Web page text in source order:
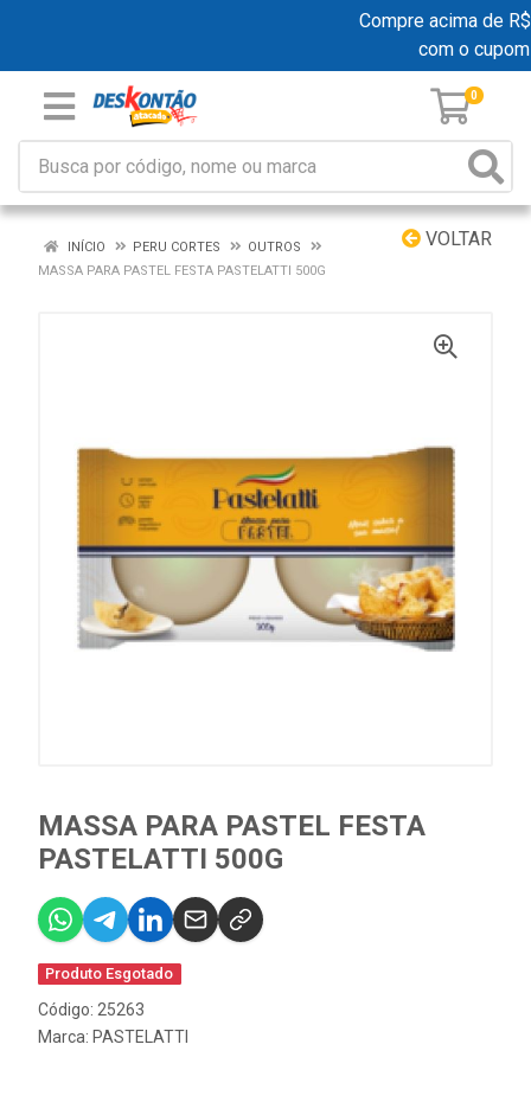
Compre acima de
com o cupom
0
VOLTAR
INÍCIO PERU CORTES
OUTROS
MASSA PARA PASTEL FESTA PASTELATTI 500G
MASSA PARA PASTEL FESTA
PASTELATTI 500G
Produto Esgotado
Código: 25263
Marca: PASTELATTI